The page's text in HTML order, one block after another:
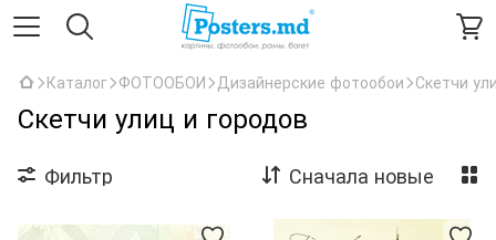
Каталог ФОТООБОИ Дизайнерские фотообои Скетчи
Скетчи улиц и городов
Фильтр Сначала новые